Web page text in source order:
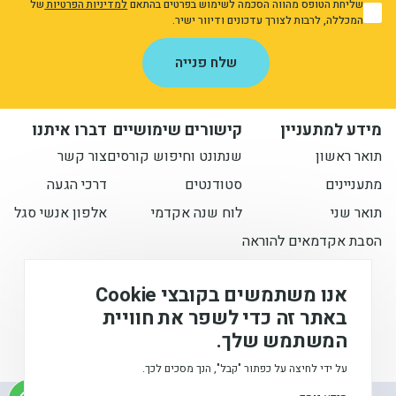
יחידות ומכונים 1
אני מאשר/ת את מדיניות הפרטיות
שליחת הטופס מהווה הסכמה לשימוש בפרטים בהתאםלמדיניות הפרטיותשל
המכללה, לרבות לצורך עדכונים ודיוור ישיר.
שלח פנייה
מידע למתעניין
תואר ראשון
מתעניינים
תואר שני
הסבת אקדמאים להוראה
קישורים שימושיים
שנתונט וחיפוש קורסים
סטודנטים
לוח שנה אקדמי
דברו איתנו
צור קשר
דרכי הגעה
אלפון אנשי סגל
המכללה האקדמית לחינוך ע"ש דוד ילין (ע.ר), © 2026
הישארו מעודכנים איתנואנו משתמשים בקובצי Cookie
באתר זה כדי לשפר את חוויית
המשתמש שלך.
על ידי לחיצה על כפתור "קבל", הנך מסכים לכך.